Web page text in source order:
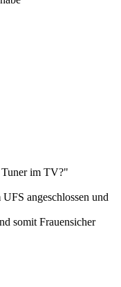
Tuner im TV?"
angeschlossen und
somit Frauensicher